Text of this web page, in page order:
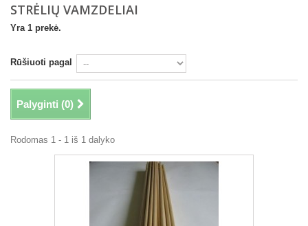
STRĖLIŲ VAMZDELIAI
Yra 1 prekė.
Rūšiuoti pagal
Palyginti (0)
Rodomas 1 - 1 iš 1 dalyko